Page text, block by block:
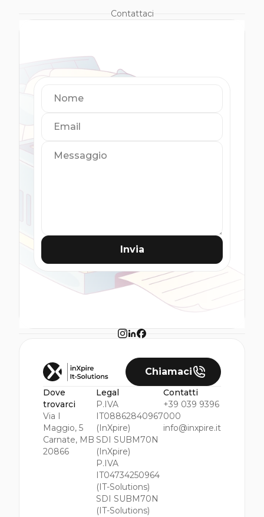
Contattaci
Invia
Chiamaci
Dove
trovarci
Via I
Maggio, 5
Carnate, MB
20866
Legal
P.IVA
IT08862840967
(InXpire)
SDI SUBM70N
(InXpire)
P.IVA
IT04734250964
(IT-Solutions)
SDI SUBM70N
(IT-Solutions)
Contatti
+39 039 9396
000
info@inxpire.it